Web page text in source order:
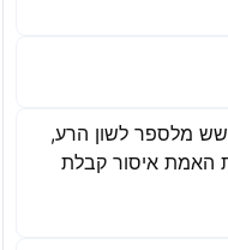
מלספר לשון הרע,
איסור קבלת